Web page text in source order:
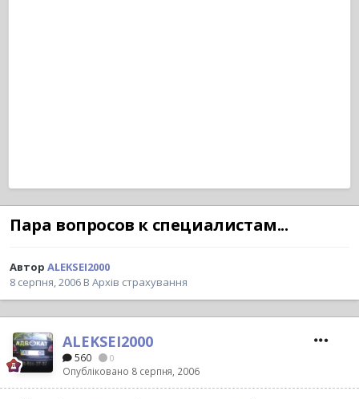
Пара вопросов к специалистам...
Автор ALEKSEI2000
8 серпня, 2006 В Архів страхування
ALEKSEI2000
560 0
Опубліковано 8 серпня, 2006